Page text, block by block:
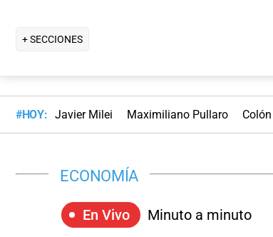
+ SECCIONES
#HOY: Javier Milei Maximiliano Pullaro Colón
ECONOMÍA
En Vivo Minuto a minuto